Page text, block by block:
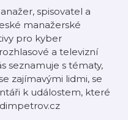
spisovatel a
manažerské
pro kyber
a televizní
seznamuje s tématy,
zajímavými lidmi, se
k událostem, které